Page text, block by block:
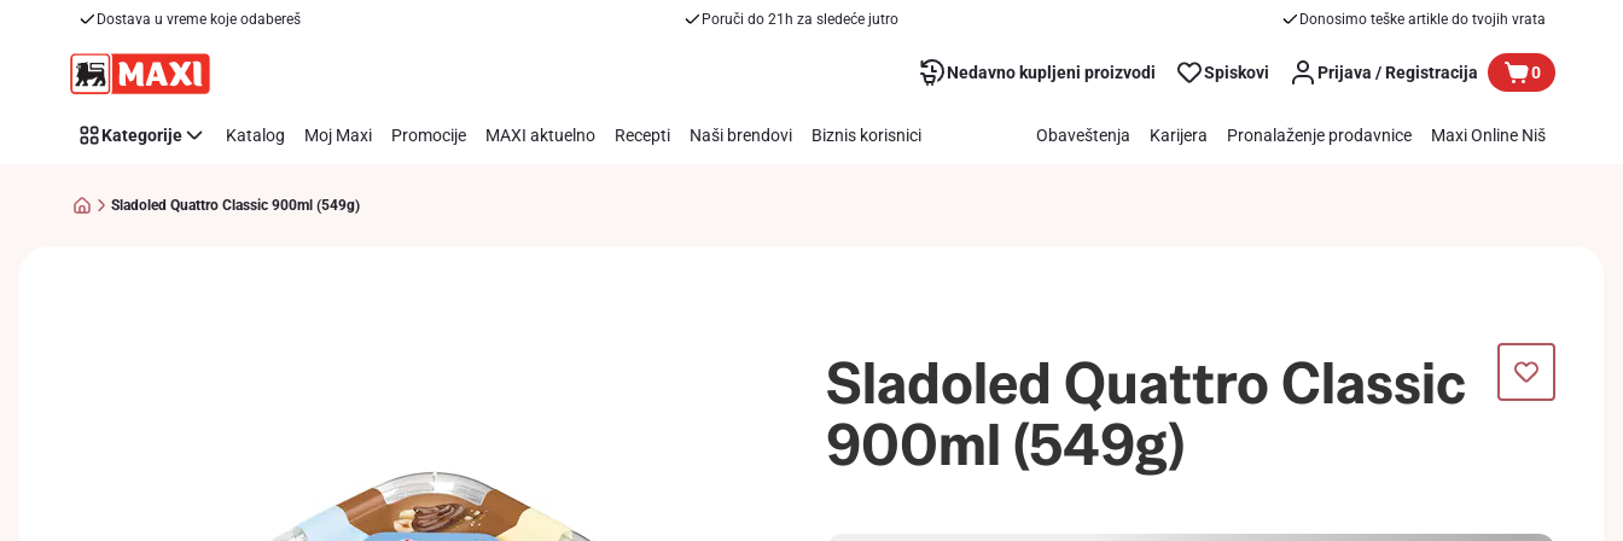
Dostava u vreme koje odabereš Poruči do 21h za sledeće jutro Donosimo teške artikle do tvojih vrata
Nedavno kupljeni proizvodi Spiskovi Prijava / Registracija 0
Kategorije Katalog Moj Maxi Promocije MAXI aktuelno Recepti Naši brendovi Biznis korisnici Obaveštenja Karijera Pronalaženje prodavnice Maxi Online Niš
Sladoled Quattro Classic 900ml (549g)
Sladoled Quattro Classic
900ml (549g)